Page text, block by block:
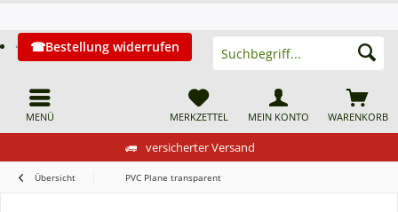
versicherter Versand
MENÜ
Bestellung widerrufen
WARENKORB
MERKZETTEL MEIN KONTO
Übersicht PVC Plane transparent